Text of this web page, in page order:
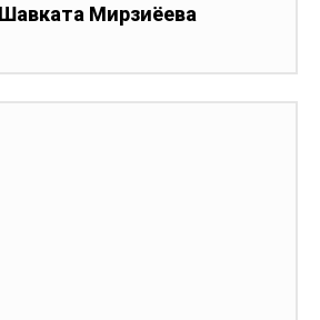
Мирзиёева